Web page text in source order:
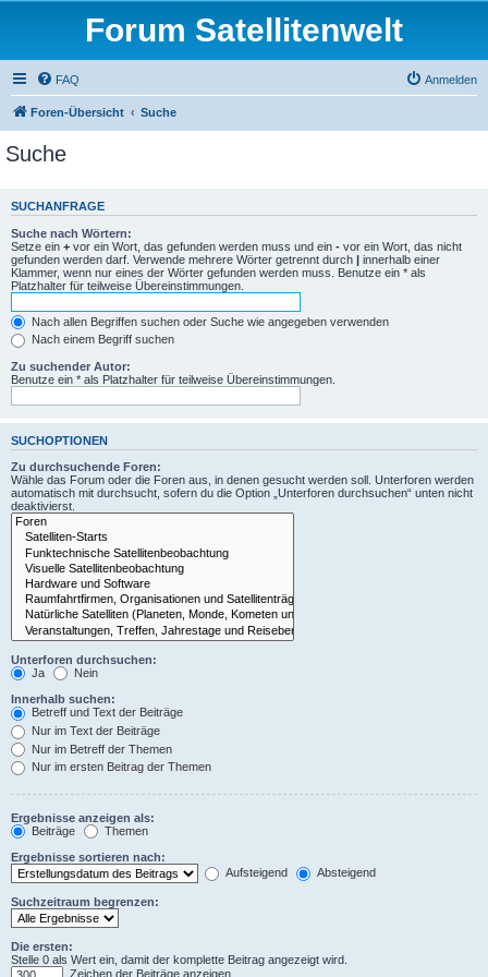
Forum Satellitenwelt
FAQ Anmelden
Foren-Übersicht Suche
Suche
SUCHANFRAGE
Suche nach Wörtern:
Setze ein + vor ein Wort, das gefunden werden muss und ein - vor ein Wort, das nicht
gefunden werden darf. Verwende mehrere Wörter getrennt durch | innerhalb einer
Klammer, wenn nur eines der Wörter gefunden werden muss. Benutze ein * als
Platzhalter für teilweise Übereinstimmungen.
Nach allen Begriffen suchen oder Suche wie angegeben verwenden
Nach einem Begriff suchen
Zu suchender Autor:
Benutze ein * als Platzhalter für teilweise Übereinstimmungen.
SUCHOPTIONEN
Zu durchsuchende Foren:
Wähle das Forum oder die Foren aus, in denen gesucht werden soll. Unterforen werden
automatisch mit durchsucht, sofern du die Option „Unterforen durchsuchen“ unten nicht
deaktivierst.
Unterforen durchsuchen:
Ja
Nein
Innerhalb suchen:
Betreff und Text der Beiträge
Nur im Text der Beiträge
Nur im Betreff der Themen
Nur im ersten Beitrag der Themen
Ergebnisse anzeigen als:
Beiträge
Themen
Ergebnisse sortieren nach:
Aufsteigend
Absteigend
Suchzeitraum begrenzen:
Die ersten:
Stelle 0 als Wert ein, damit der komplette Beitrag angezeigt wird.
Zeichen der Beiträge anzeigen